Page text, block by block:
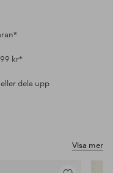
kr*
dela upp
Visa mer